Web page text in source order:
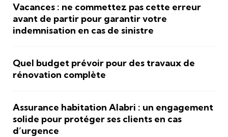
Vacances : ne commettez pas cette erreur
avant de partir pour garantir votre
indemnisation en cas de sinistre
Quel budget prévoir pour des travaux de
rénovation complète
Assurance habitation Alabri : un engagement
solide pour protéger ses clients en cas
d’urgence